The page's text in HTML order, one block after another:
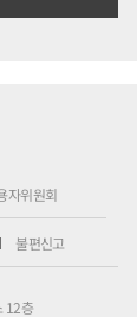
자위원회
불편신고
12층